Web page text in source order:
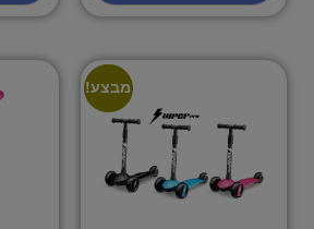
מבצע!